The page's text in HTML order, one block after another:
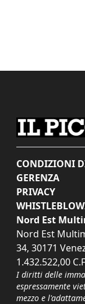
CONDIZIONI
GERENZA
PRIVACY
Nord Est
Nord Est
34, 30171
1.432.522,00
I diritti delle
espressamente
mezzo e